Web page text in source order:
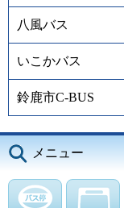
八風バス
いこかバス
鈴鹿市C-BUS
メニュー